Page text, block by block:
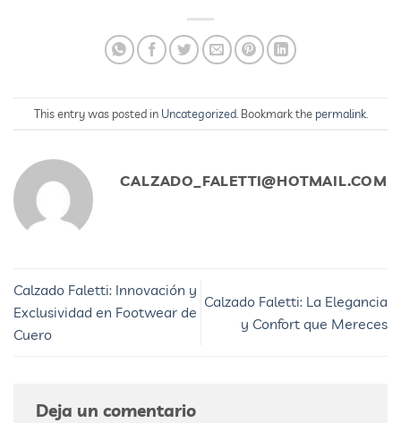
This entry was posted in Uncategorized. Bookmark the permalink.
CALZADO_FALETTI@HOTMAIL.COM
Calzado Faletti: Innovación y
Exclusividad en Footwear de
Cuero
Calzado Faletti: La Elegancia
y Confort que Mereces
Deja un comentario